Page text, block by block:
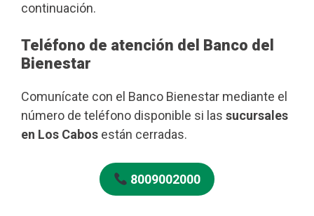
continuación.
Teléfono de atención del Banco del
Bienestar
Comunícate con el Banco Bienestar mediante el
número de teléfono disponible si las sucursales
en Los Cabos están cerradas.
8009002000